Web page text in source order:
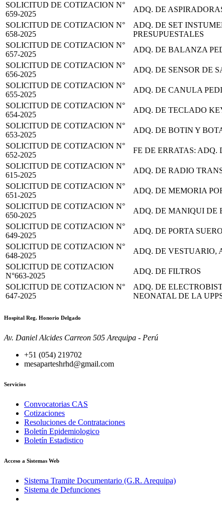
SOLICITUD DE COTIZACION N°
659-2025
ADQ. DE
SOLICITUD DE COTIZACION N°
658-2025
ADQ. DE SET
PRESUPUESTALES
SOLICITUD DE COTIZACION N°
657-2025
ADQ. DE BALANZA
SOLICITUD DE COTIZACION N°
656-2025
ADQ. DE SENSOR DE
SOLICITUD DE COTIZACION N°
655-2025
ADQ. DE CANULA
SOLICITUD DE COTIZACION N°
654-2025
ADQ. DE TECLADO
SOLICITUD DE COTIZACION N°
653-2025
ADQ. DE BOTIN Y
SOLICITUD DE COTIZACION N°
652-2025
FE DE ERRATAS: ADQ.
SOLICITUD DE COTIZACION N°
615-2025
ADQ. DE RADIO
SOLICITUD DE COTIZACION N°
651-2025
ADQ. DE MEMORIA
SOLICITUD DE COTIZACION N°
650-2025
ADQ. DE MANIQUI DE
SOLICITUD DE COTIZACION N°
649-2025
ADQ. DE PORTA
SOLICITUD DE COTIZACION N°
648-2025
ADQ. DE VESTUARIO,
SOLICITUD DE COTIZACION
N°663-2025
ADQ. DE FILTROS
SOLICITUD DE COTIZACION N°
647-2025
ADQ. DE
NEONATAL DE LA
Hospital Reg. Honorio Delgado
Av. Daniel Alcides Carreon 505 Arequipa - Perú
+51 (054) 219702
mesaparteshrhd@gmail.com
Servicios
Convocatorias CAS
Cotizaciones
Resoluciones de Contrataciones
Boletín Epidemiologico
Boletín Estadistico
Acceso a Sistemas Web
Sistema Tramite Documentario (G.R. Arequipa)
Sistema de Defunciones